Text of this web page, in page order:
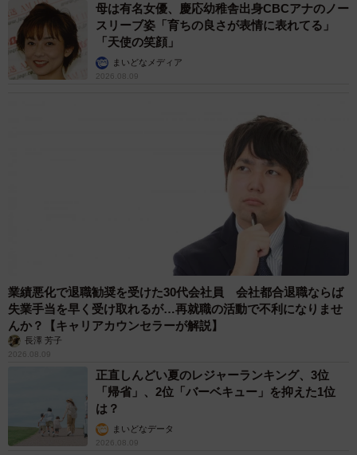
母は有名女優、慶応幼稚舎出身CBCアナのノー
スリーブ姿「育ちの良さが表情に表れてる」
「天使の笑顔」
まいどなメディア
2026.08.09
業績悪化で退職勧奨を受けた30代会社員 会社都合退職ならば
失業手当を早く受け取れるが…再就職の活動で不利になりませ
んか？【キャリアカウンセラーが解説】
長澤 芳子
2026.08.09
正直しんどい夏のレジャーランキング、3位
「帰省」、2位「バーベキュー」を抑えた1位
は？
まいどなデータ
2026.08.09